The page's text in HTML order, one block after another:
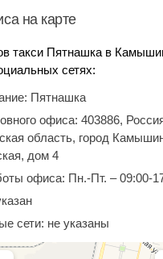
на карте
такси Пятнашка в
сетях:
Пятнашка
офиса: 403886,
область, город
дом 4
офиса: Пн.-Пт. – 09:00-
сети: не указаны